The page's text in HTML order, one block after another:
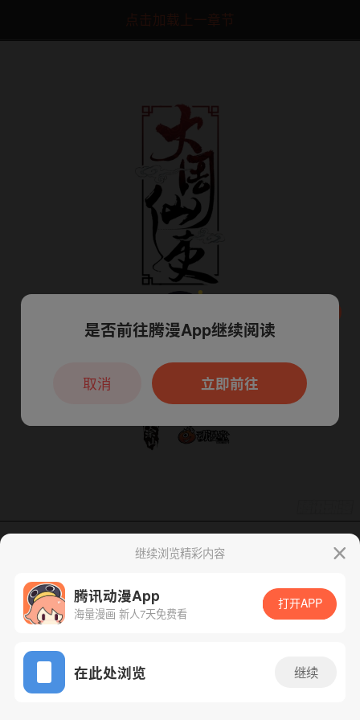
点击加载上一章节
App免费看
腾漫App免费看
继续浏览精彩内容
腾讯动漫App
海量漫画 新人7天免费看
打开APP
在此处浏览 继续
本章节仅支持App阅读，可打开App新用
户7天免费看
是否前往腾漫App继续阅读
立即前往
取消